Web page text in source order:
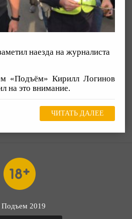
наезда на журналиста
«Подъём» Кирилл Логинов
на это внимание.
ЧИТАТЬ ДАЛЕЕ
2019